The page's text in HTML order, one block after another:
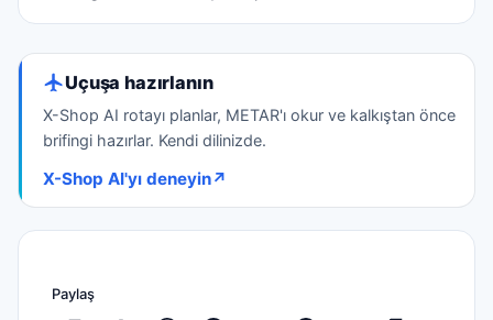
Uçuşa hazırlanın
X-Shop AI rotayı planlar, METAR'ı okur ve kalkıştan önce
brifingi hazırlar. Kendi dilinizde.
X-Shop AI'yı deneyin↗
Paylaş